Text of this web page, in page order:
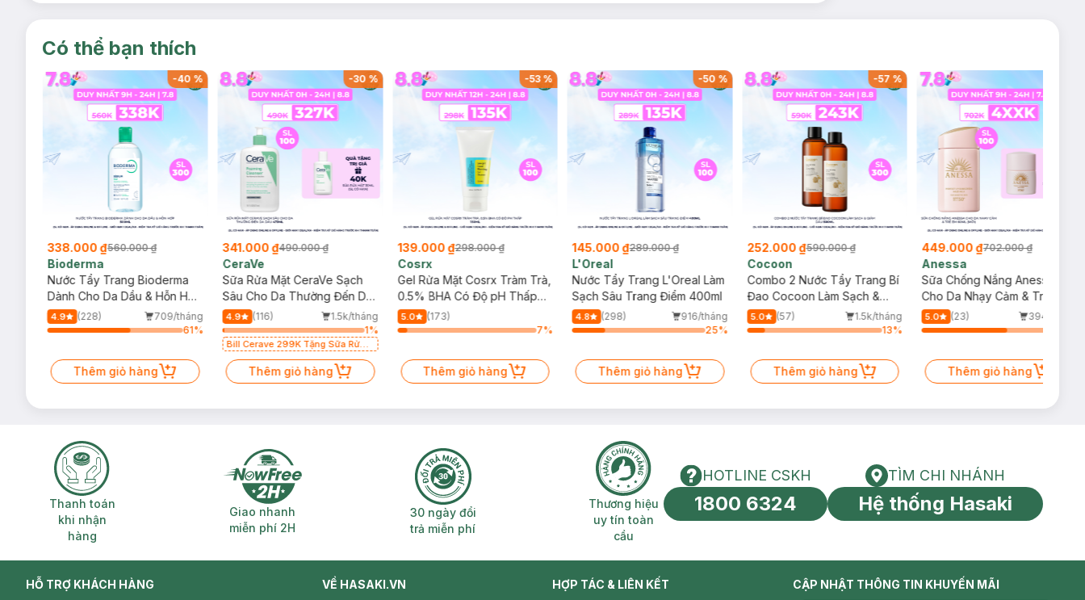
Có thể bạn thích
-40 %
338.000 ₫560.000 ₫
Bioderma
Nước Tẩy Trang Bioderma
Dành Cho Da Dầu & Hỗn Hợp
500ml
4.9 (228)
709/tháng
61%
Thêm giỏ hàng
-30 %
341.000 ₫490.000 ₫
CeraVe
Sữa Rửa Mặt CeraVe Sạch
Sâu Cho Da Thường Đến Da
Dầu 473ml
4.9 (116)
1.5k/tháng
1%
Bill Cerave 299K Tặng Sữa Rửa
Mặt Cerave 30ml (SL có hạn)
Thêm giỏ hàng
-53%
139.000 ₫298.000 ₫
Cosrx
Gel Rửa Mặt Cosrx Tràm Trà,
0.5% BHA Có Độ pH Thấp
150ml
5.0
(173)
7%
Thêm giỏ hàng
-50 %
145.000 ₫289.000 ₫
L'Oreal
Nước Tẩy Trang L'Oreal Làm
Sạch Sâu Trang Điểm 400ml
4.8 (298)
916/tháng
25%
Thêm giỏ hàng
-57 %
252.000 ₫590.000 ₫
Cocoon
Combo 2 Nước Tẩy Trang Bí
Đao Cocoon Làm Sạch &
Giảm Dầu 500ml
5.0 (57)
1.5k/tháng
13%
Thêm giỏ hàng
449.000 ₫702.000 ₫
Anessa
Sữa Chống Nắng Anessa
Cho Da Nhạy Cảm & Trẻ Em
60ml (Mới)
5.0 (23)
394/tháng
Thêm giỏ hàng
Thanh toán khi nhận hàng
Thanh toán
khi nhận
hàng
Giao nhanh miễn phí 2H
Giao nhanh
miễn phí 2H
30 ngày đổi trả miễn phí
30 ngày đổi
trả miễn phí
Thương hiệu uy tín toàn cầu
Thương hiệu
uy tín toàn
cầu
HOTLINE CSKH
HOTLINE CSKH
1800 6324
Tìm chi nhánh
TÌM CHI NHÁNH
Hệ thống Hasaki
HỖ TRỢ KHÁCH HÀNG VỀ HASAKI.VN HỢP TÁC & LIÊN KẾT CẬP NHẬT THÔNG TIN KHUYẾN MÃI